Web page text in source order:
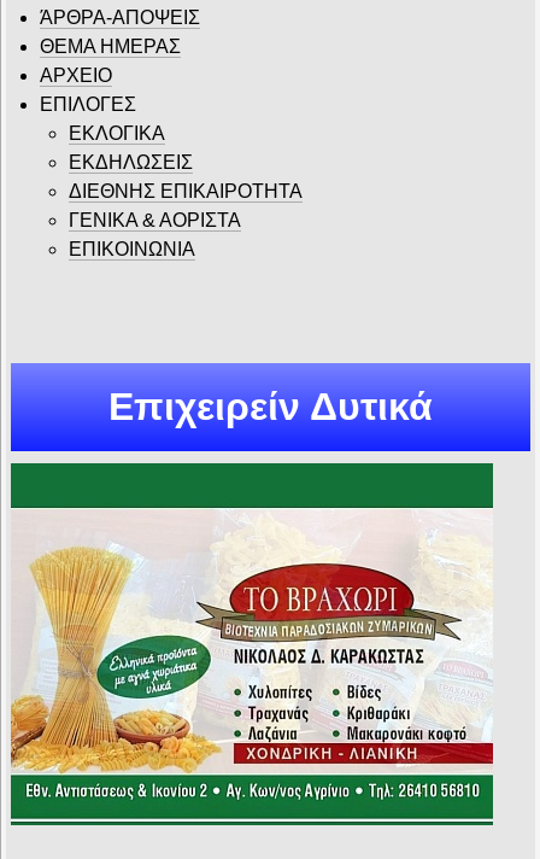
ΆΡΘΡΑ-ΑΠΟΨΕΙΣ
ΘΕΜΑ ΗΜΕΡΑΣ
ΑΡΧΕΙΟ
ΕΠΙΛΟΓΕΣ
ΕΚΛΟΓΙΚΑ
ΕΚΔΗΛΩΣΕΙΣ
ΔΙΕΘΝΗΣ ΕΠΙΚΑΙΡΟΤΗΤΑ
ΓΕΝΙΚΑ & ΑΟΡΙΣΤΑ
ΕΠΙΚΟΙΝΩΝΙΑ
Επιχειρείν Δυτικά